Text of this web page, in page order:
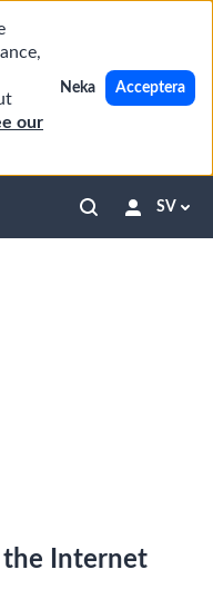
our
Neka Acceptera
SV
the Internet